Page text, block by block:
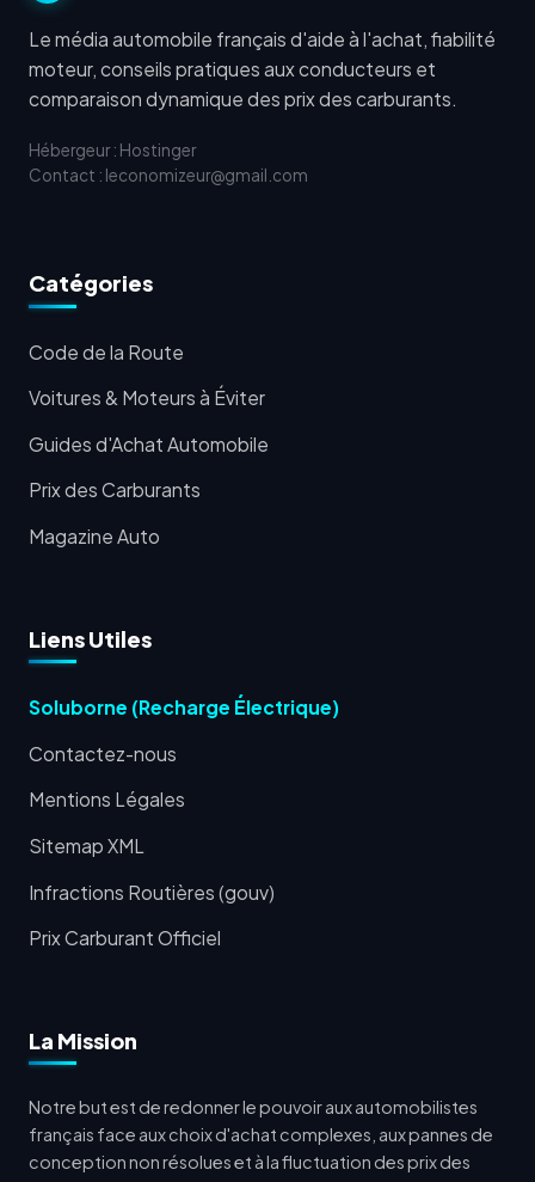
Le média automobile français d'aide à l'achat, fiabilité
moteur, conseils pratiques aux conducteurs et
comparaison dynamique des prix des carburants.
Hébergeur : Hostinger
Contact : leconomizeur@gmail.com
Catégories
Code de la Route
Voitures & Moteurs à Éviter
Guides d'Achat Automobile
Prix des Carburants
Magazine Auto
Liens Utiles
Soluborne (Recharge Électrique)
Contactez-nous
Mentions Légales
Sitemap XML
Infractions Routières (gouv)
Prix Carburant Officiel
La Mission
Notre but est de redonner le pouvoir aux automobilistes
français face aux choix d'achat complexes, aux pannes de
conception non résolues et à la fluctuation des prix des